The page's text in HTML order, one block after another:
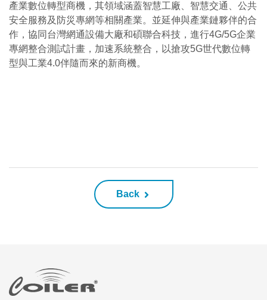
產業數位轉型商機，其領域涵蓋智慧工廠、智慧交通、公共
安全服務及防災專網等相關產業。並延伸與產業鏈夥伴的合
作，協同台灣網通設備大廠和碩聯合科技，進行4G/5G企業
專網整合測試計畫，加速系統整合，以搶攻5G世代數位轉
型與工業4.0伴隨而來的新商機。
Back